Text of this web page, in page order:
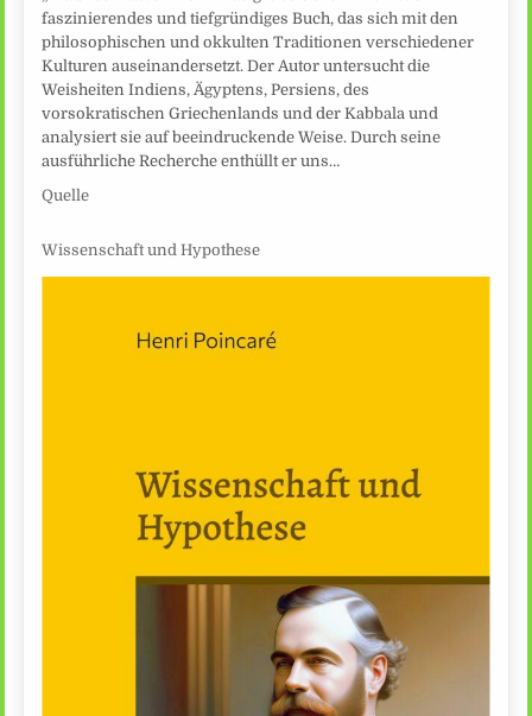
faszinierendes und tiefgründiges Buch, das sich mit den
philosophischen und okkulten Traditionen verschiedener
Kulturen auseinandersetzt. Der Autor untersucht die
Weisheiten Indiens, Ägyptens, Persiens, des
vorsokratischen Griechenlands und der Kabbala und
analysiert sie auf beeindruckende Weise. Durch seine
ausführliche Recherche enthüllt er uns…
Quelle
Wissenschaft und Hypothese